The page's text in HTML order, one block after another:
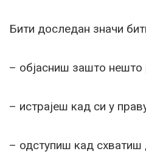
Бити доследан значи
– објасниш зашто
– истрајеш кад си у
– одступиш кад схватиш